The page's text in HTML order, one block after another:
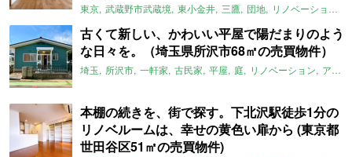
東京 武蔵野市武蔵境 東小金井 三鷹 団地 リノベーション
古くて新しい、かわいい平屋で陽だまりのよう
な日々を。（埼玉県所沢市68㎡の売買物件）
埼玉 所沢市 一軒家 古民家 平屋 庭 リノベーション アメリカンハウス
本棚の続きを、街で探す。下北沢駅徒歩1分の
リノベルームは、幸せの黄色い扉から (東京都
世田谷区51㎡の売買物件)